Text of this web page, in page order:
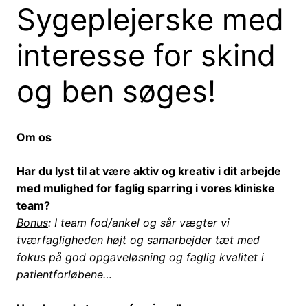
Sygeplejerske med
interesse for skind
og ben søges!
Om os
Har du lyst til at være aktiv og kreativ i dit arbejde
med mulighed for faglig sparring i vores kliniske
team?
Bonus: I team fod/ankel og sår vægter vi
tværfagligheden højt og samarbejder tæt med
fokus på god opgaveløsning og faglig kvalitet i
patientforløbene…